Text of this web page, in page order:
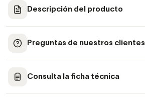
Descripción del producto
Preguntas de nuestros clientes
Consulta la ficha técnica